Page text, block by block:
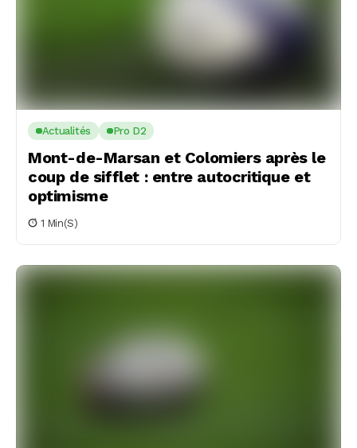
Actualités Pro D2
Mont-de-Marsan et Colomiers après le
coup de sifflet : entre autocritique et
optimisme
1 Min(s)